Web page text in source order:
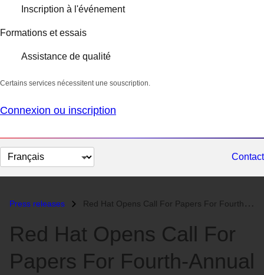
Inscription à l'événement
Formations et essais
Assistance de qualité
Certains services nécessitent une souscription.
Connexion ou inscription
Changer
la
Contact
Press releases Red Hat Opens Call For Papers For Fourth-Annual Red Hat Summit...
Red Hat Opens Call For
Papers For Fourth-Annual